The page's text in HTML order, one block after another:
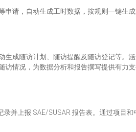
请，自动生成工时数据，按规则一键生成
成随访计划、随访提醒及随访登记等。
情况，为数据分析和报告撰写提供有力支
并上报 SAE/SUSAR 报告表。通过项目